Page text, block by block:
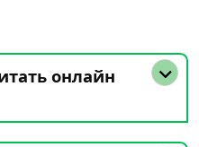
онлайн